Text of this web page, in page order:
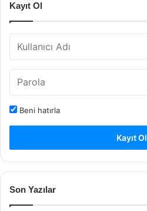
Kayıt Ol
Beni hatırla
Kayıt Ol
Son Yazılar